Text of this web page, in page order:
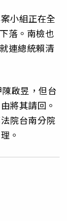
小組正在全
落。南檢也
連總統賴清
啟昱，但台
將其請回。
院台南分院
。